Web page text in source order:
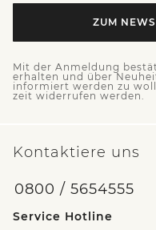
ZUM
Mit der Anmeldung
erhalten und über
informiert werden zu
zeit widerrufen werden.
Kontaktiere uns
0800 / 5654555
Service Hotline